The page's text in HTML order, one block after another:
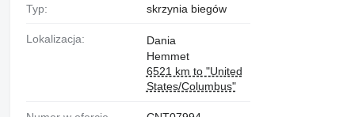
Typ: skrzynia biegów
Lokalizacja:
Dania
Hemmet
6521 km to "United
States/Columbus"